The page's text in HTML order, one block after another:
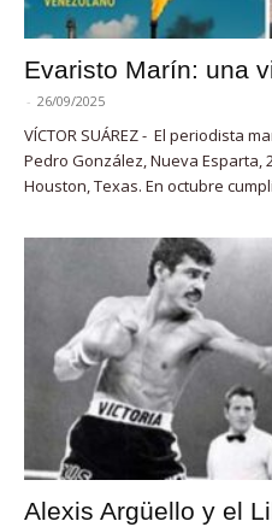
Evaristo Marín: una
- 26/09/2025
VÍCTOR SUÁREZ - El periodista
Pedro González, Nueva Esparta,
Houston, Texas. En octubre
Alexis Argüello y el